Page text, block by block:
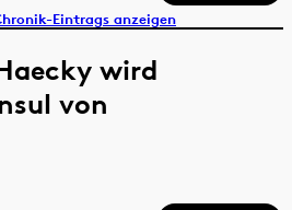
Eintrags anzeigen
wird
von